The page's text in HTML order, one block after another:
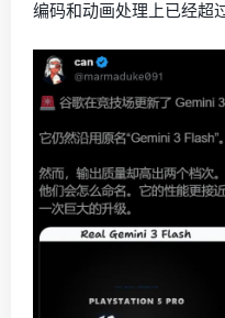
编码和动画处理上已经超